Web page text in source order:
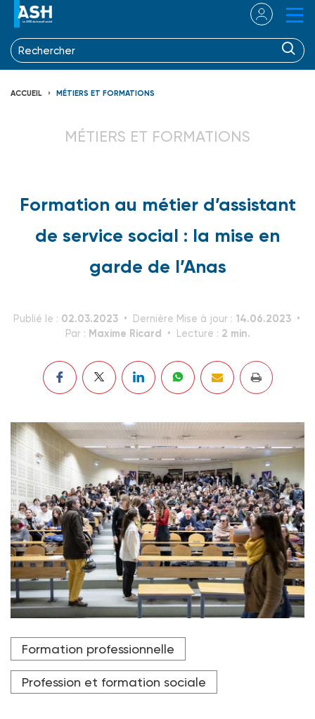
ACCUEIL MÉTIERS ET FORMATIONS
MÉTIERS ET FORMATIONS
Formation au métier d’assistant
de service social : la mise en
garde de l’Anas
Publié le : 02.03.2023 Dernière Mise à jour : 14.06.2023
Par : Maxime Ricard Lecture : 2 min.
Crédit photo Jean-Francois FORT / Hans Lucas / Hans Lucas
via AFP
Formation professionnelle
Profession et formation sociale